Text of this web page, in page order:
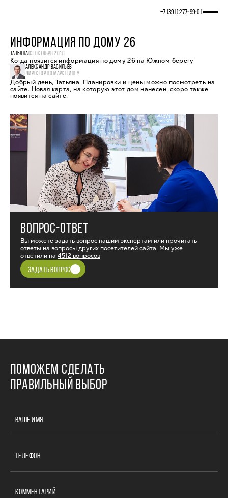
+7 (391) 277‒99‒01
ИНФОРМАЦИЯ ПО ДОМУ 26
ТАТЬЯНА03 ОКТЯБРЯ 2018
Когда появится информация по дому 26 на Южном берегу
АЛЕКСАНДР ВАСИЛЬЕВ
ДИРЕКТОР ПО МАРКЕТИНГУ
Добрый день, Татьяна. Планировки и цены можно посмотреть на
сайте. Новая карта, на которую этот дом нанесен, скоро также
появится на сайте.
ВОПРОС-ОТВЕТ
Вы можете задать вопрос нашим экспертам или прочитать
ответы на вопросы других посетителей сайта. Мы уже
ответили на 4512 вопросов
ЗАДАТЬ ВОПРОС
ПОМОЖЕМ СДЕЛАТЬ
ПРАВИЛЬНЫЙ ВЫБОР
ВАШЕ ИМЯ
ТЕЛЕФОН
КОММЕНТАРИЙ